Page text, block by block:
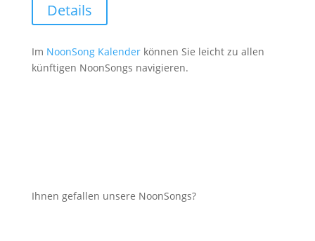
Details
Im NoonSong Kalenderkönnen Sie leicht zu allen
künftigen NoonSongs navigieren.
Ihnen gefallen unsere NoonSongs?